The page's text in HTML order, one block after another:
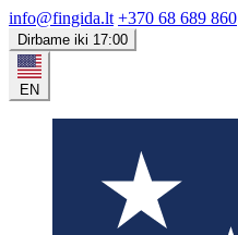
info@fingida.lt +370 68 689 860
Dirbame iki 17:00
EN